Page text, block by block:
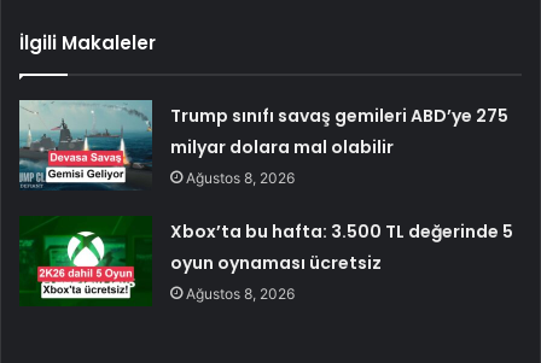
İlgili Makaleler
Trump sınıfı savaş gemileri ABD’ye 275
milyar dolara mal olabilir
Ağustos 8, 2026
Xbox’ta bu hafta: 3.500 TL değerinde 5
oyun oynaması ücretsiz
Ağustos 8, 2026